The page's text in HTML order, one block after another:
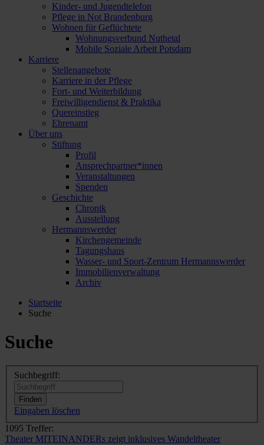
Kinder- und Jugendtelefon
Pflege in Not Brandenburg
Wohnen für Geflüchtete
Wohnungsverbund Nuthetal
Mobile Soziale Arbeit Potsdam
Karriere
Stellenangebote
Karriere in der Pflege
Fort- und Weiterbildung
Freiwilligendienst & Praktika
Quereinstieg
Ehrenamt
Über uns
Stiftung
Profil
Ansprechpartner*innen
Veranstaltungen
Spenden
Geschichte
Chronik
Ausstellung
Hermannswerder
Kirchengemeinde
Tagungshaus
Wasser- und Sport-Zentrum Hermannswerder
Immobilienverwaltung
Archiv
Startseite
Suche
Suche
Suchbegriff:
Eingaben löschen
1095 Treffer:
Theater MITEINANDERs zeigt inklusives Wandeltheater